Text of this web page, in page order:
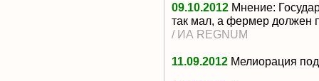
09.10.2012 Мнение:
так мал, а фермер должен
/ ИА REGNUM
11.09.2012 Мелиорация